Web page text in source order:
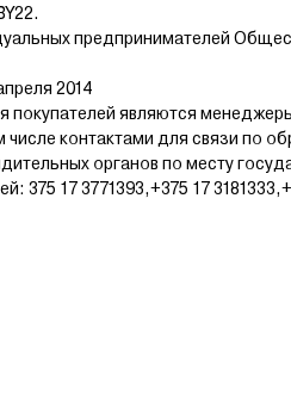
предпринимателей
2014
являются
контактами для связи по
органов по месту
17 3771393,+375 17